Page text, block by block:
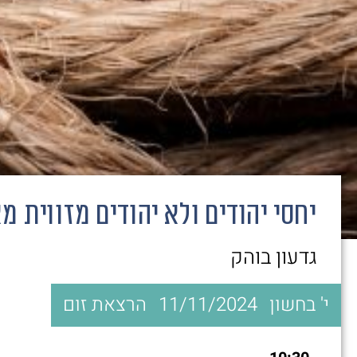
יחסי יהודים ולא יהודים מזווית
גדעון בוהק
י' בחשון 11/11/2024 הרצאת זום